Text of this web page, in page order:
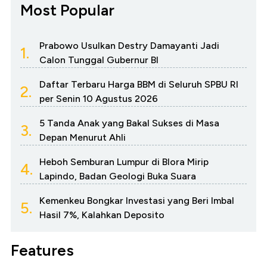
Most Popular
1.
Prabowo Usulkan Destry Damayanti Jadi
Calon Tunggal Gubernur BI
2.
Daftar Terbaru Harga BBM di Seluruh SPBU RI
per Senin 10 Agustus 2026
3.
5 Tanda Anak yang Bakal Sukses di Masa
Depan Menurut Ahli
4.
Heboh Semburan Lumpur di Blora Mirip
Lapindo, Badan Geologi Buka Suara
5.
Kemenkeu Bongkar Investasi yang Beri Imbal
Hasil 7%, Kalahkan Deposito
Features